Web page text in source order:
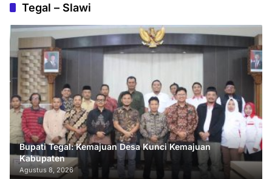
Tegal – Slawi
Bupati Tegal: Kemajuan Desa Kunci Kemajuan
Kabupaten
Agustus 8, 2026